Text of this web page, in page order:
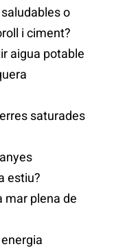
o
i ciment?
aigua potable
saturades
estiu?
mar plena de